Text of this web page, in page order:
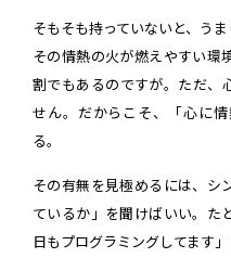
そもそも持っていないと、う
その情熱の火が燃えやすい環
割でもあるのですが。ただ、
せん。だからこそ、「心に
る。
その有無を見極めるには、シ
ているか」を聞けばいい。た
日もプログラミングしてます